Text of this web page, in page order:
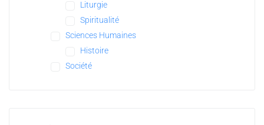
Liturgie
Spiritualité
Sciences Humaines
Histoire
Société